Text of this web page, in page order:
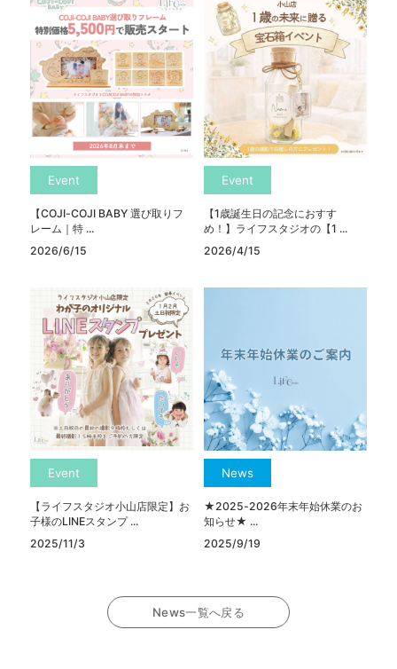
Event
【COJI-COJI BABY 選び取りフ
レーム｜特 ...
2026/6/15
Event
【1歳誕生日の記念におすす
め！】ライフスタジオの【1 ...
2026/4/15
Event
【ライフスタジオ小山店限定】お
子様のLINEスタンプ ...
2025/11/3
News
★2025-2026年末年始休業のお
知らせ★ ...
2025/9/19
News一覧へ戻る